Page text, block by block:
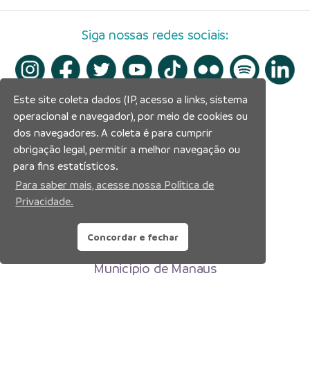
Siga nossas redes sociais:
Prefeitura Municipal de Manaus
Município de Manaus
Este site coleta dados (IP, acesso a links, sistema
operacional e navegador), por meio de cookies ou
dos navegadores. A coleta é para cumprir
obrigação legal, permitir a melhor navegação ou
para fins estatísticos.
Para saber mais, acesse nossa Política de
Privacidade.
Concordar e fechar